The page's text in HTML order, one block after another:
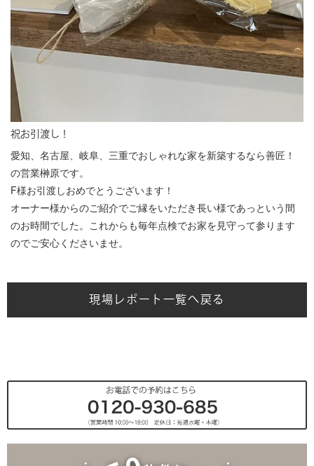
祝お引渡し！
愛知、名古屋、岐阜、三重でおしゃれな家を新築するなら善匠！
の営業榊原です。
F様お引渡しおめでとうございます！
オーナー様からのご紹介でご縁をいただき長い様であっという間
のお時間でした。これからも毎年点検でお家を見守って参ります
のでご安心くださいませ。
現場レポート一覧へ戻る